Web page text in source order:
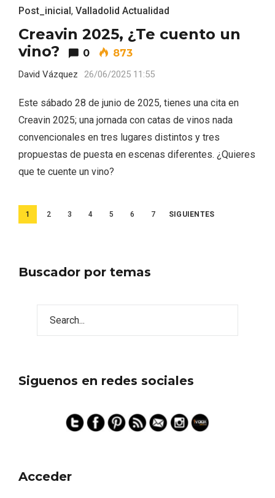
Post_inicial, Valladolid Actualidad
Creavin 2025, ¿Te cuento un
vino?
0 873
David Vázquez 26/06/2025 11:55
Este sábado 28 de junio de 2025, tienes una cita en
Creavin 2025; una jornada con catas de vinos nada
convencionales en tres lugares distintos y tres
propuestas de puesta en escenas diferentes. ¿Quieres
que te cuente un vino?
Paginación
1 2 3 4 5 6 7 SIGUIENTES
Buscador por temas
Siguenos en redes sociales
Acceder
Semana Santa en la Ribera del Duero